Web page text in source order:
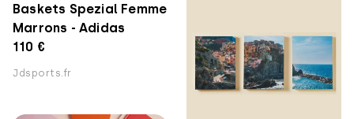
Baskets Spezial Femme
Marrons - Adidas
110 €
Jdsports.fr